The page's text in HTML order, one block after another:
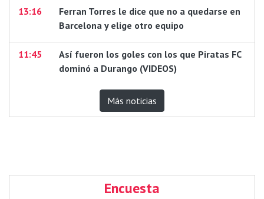
13:16
Ferran Torres le dice que no a quedarse en
Barcelona y elige otro equipo
11:45
Así fueron los goles con los que Piratas FC
dominó a Durango (VIDEOS)
Más noticias
Encuesta